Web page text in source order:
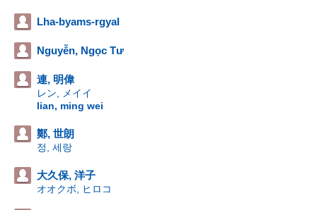
Lha-byams-rgyal
Nguyễn, Ngọc Tư
連, 明偉
レン, メイイ
lian, ming wei
鄭, 世朗
정, 세랑
大久保, 洋子
オオクボ, ヒロコ